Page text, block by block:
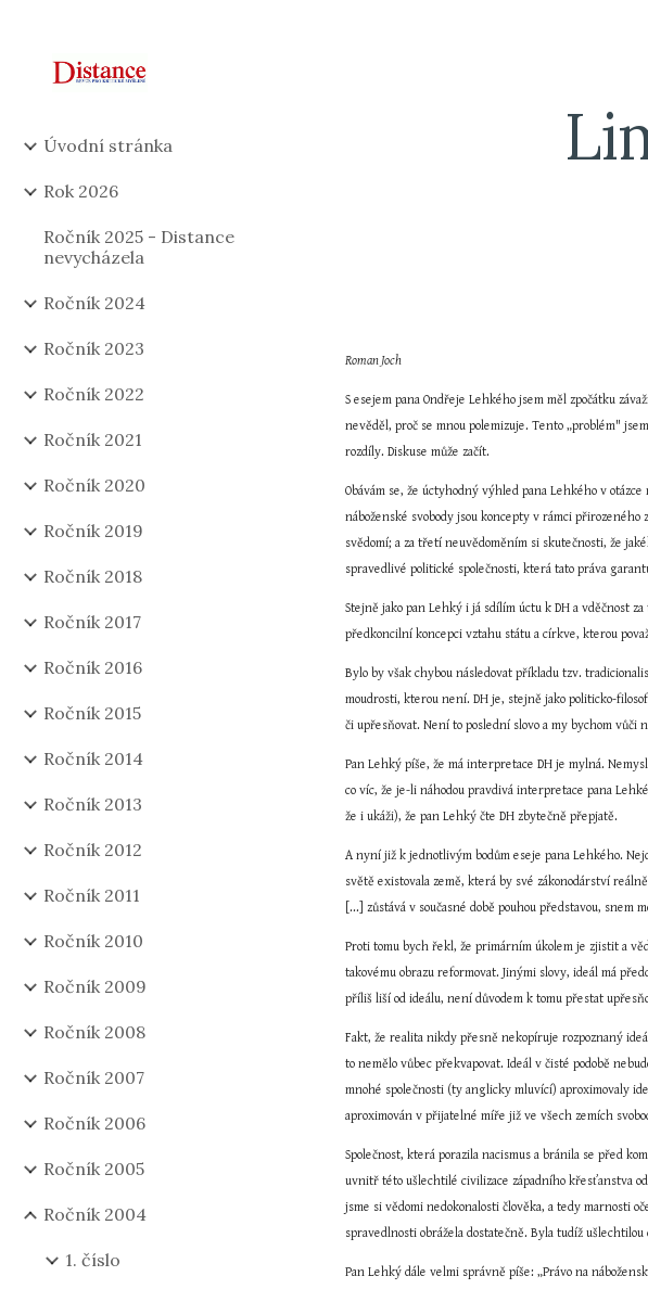
Úvodní stránka
Rok 2026
Ročník 2025 - Distance
nevycházela
Ročník 2024
Ročník 2023
Ročník 2022
Ročník 2021
Ročník 2020
Ročník 2019
Ročník 2018
Ročník 2017
Ročník 2016
Ročník 2015
Ročník 2014
Ročník 2013
Ročník 2012
Ročník 2011
Ročník 2010
Ročník 2009
Ročník 2008
Ročník 2007
Ročník 2006
Ročník 2005
Ročník 2004
1. číslo
Roman Joch
S esejem pana Ondřeje Lehkého jsem měl zpočátku
nevěděl, proč se mnou polemizuje. Tento „problém"
rozdíly. Diskuse může začít.
Obávám se, že úctyhodný výhled pana Lehkého v
náboženské svobody jsou koncepty v rámci
svědomí; a za třetí neuvědoměním si skutečnosti, že
spravedlivé politické společnosti, která tato práva
Stejně jako pan Lehký i já sdílím úctu k DH a vděčnost
předkoncilní koncepci vztahu státu a církve, kterou
Bylo by však chybou následovat příkladu tzv.
moudrosti, kterou není. DH je, stejně jako politicko-
či upřesňovat. Není to poslední slovo a my bychom
Pan Lehký píše, že má interpretace DH je mylná.
co víc, že je-li náhodou pravdivá interpretace pana
že i ukáži), že pan Lehký čte DH zbytečně přepjatě.
A nyní již k jednotlivým bodům eseje pana Lehkého.
světě existovala země, která by své zákonodárství
[...] zůstává v současné době pouhou představou,
Proti tomu bych řekl, že primárním úkolem je zjistit a
takovému obrazu reformovat. Jinými slovy, ideál má
příliš liší od ideálu, není důvodem k tomu přestat
Fakt, že realita nikdy přesně nekopíruje rozpoznaný
to nemělo vůbec překvapovat. Ideál v čisté podobě
mnohé společnosti (ty anglicky mluvící) aproximovaly
aproximován v přijatelné míře již ve všech zemích
Společnost, která porazila nacismus a bránila se před
uvnitř této ušlechtilé civilizace západního křesťanstva
jsme si vědomi nedokonalosti člověka, a tedy marnosti
spravedlnosti obrážela dostatečně. Byla tudíž
Pan Lehký dále velmi správně píše: „Právo na